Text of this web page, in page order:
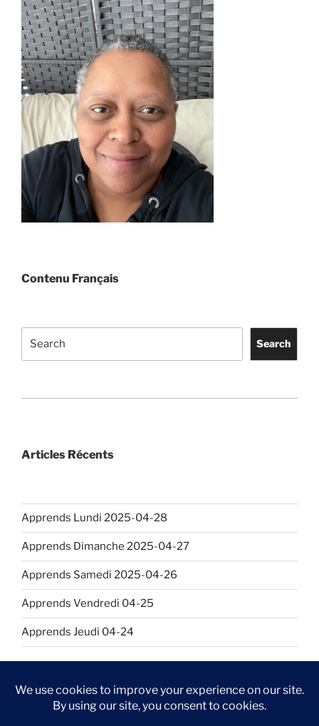
Contenu Français
Search
Articles Récents
Apprends Lundi 2025-04-28
Apprends Dimanche 2025-04-27
Apprends Samedi 2025-04-26
Apprends Vendredi 04-25
Apprends Jeudi 04-24